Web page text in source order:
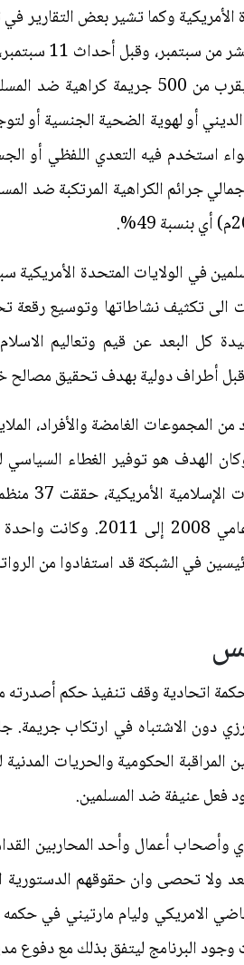
الأمريكية وكما تشير بعض
ضد المسلمين في السنة. وفي عام 2001، كان
أو لهوية الضحية الجنسية أو
استخدم فيه التعدي اللفظي
جرائم الكراهية المرتكبة ضد
في الولايات المتحدة الأمريكية
الى تكثيف نشاطاتها وتوسيع رقعة
كل البعد عن قيم وتعاليم
قبل أطراف دولية بهدف تحقيق
عدد من المجموعات الغامضة
الهدف هو توفير الغطاء
وحرب
عائدات تصل إلى 119 مليون
في الشبكة قد استفادوا من
اتحادية وقف تنفيذ حكم أصدرته
دون الاشتباه في ارتكاب
الحكومية والحريات
فعل عنيفة ضد المسلمين.
وأصحاب أعمال وأحد المحاربين
منغصات لا تعد ولا تحصى وان حقوقهم
الامريكي وليام مارتيني في
البرنامج ليتفق بذلك مع دفوع